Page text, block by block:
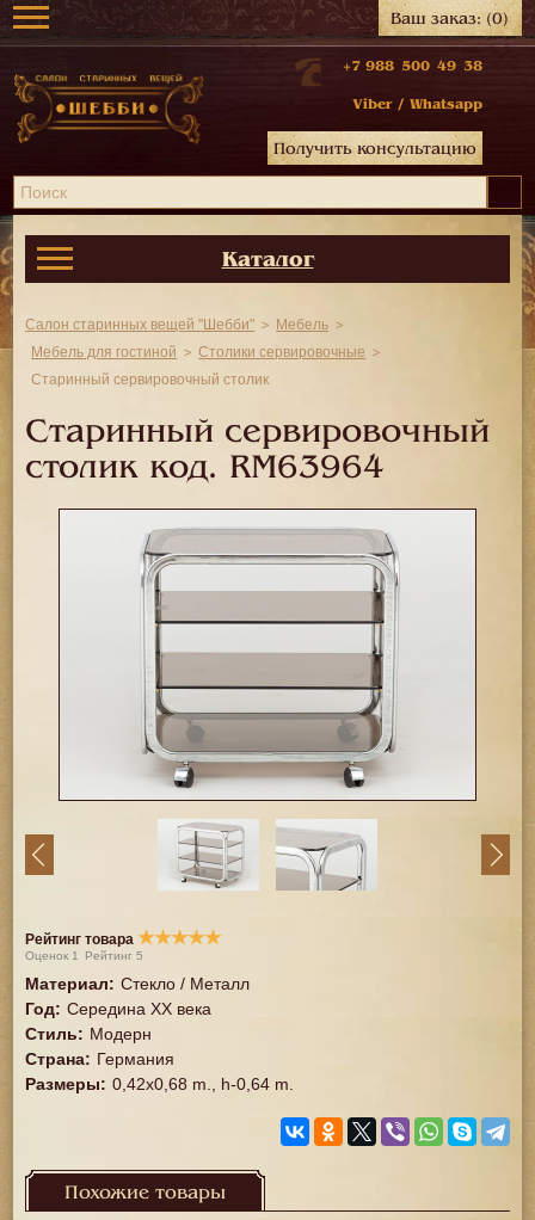
Ваш заказ:(0)
+7 988 500 49 38
Viber / Whatsapp
Получить консультацию
Каталог
Салон старинных вещей "Шебби"
Мебель
Мебель для гостиной
Столики сервировочные
Старинный сервировочный столик
Старинный сервировочный
столик код. RM63964
Рейтинг товара★★★★★
Оценок 1 Рейтинг5
Материал: Стекло / Металл
Год: Середина XX векa
Стиль: Модерн
Страна: Германия
Размеры: 0,42x0,68 m., h-0,64 m.
Похожие товары